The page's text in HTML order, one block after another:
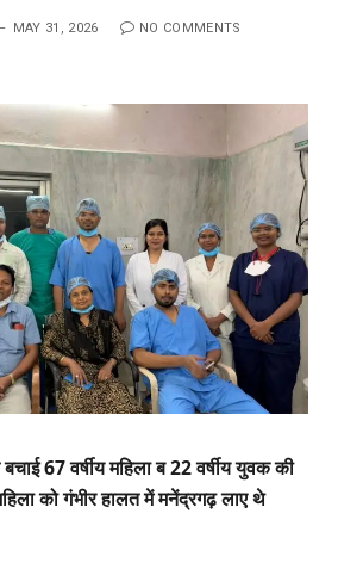
MAY 31, 2026 NO COMMENTS
67 वर्षीय महिला ब 22 वर्षीय युवक की
को गंभीर हालत में मनेंद्रगढ़ लाए थे